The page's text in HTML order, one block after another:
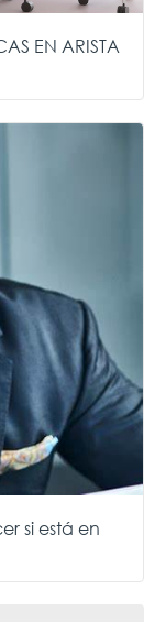
EN ARISTA
si está en